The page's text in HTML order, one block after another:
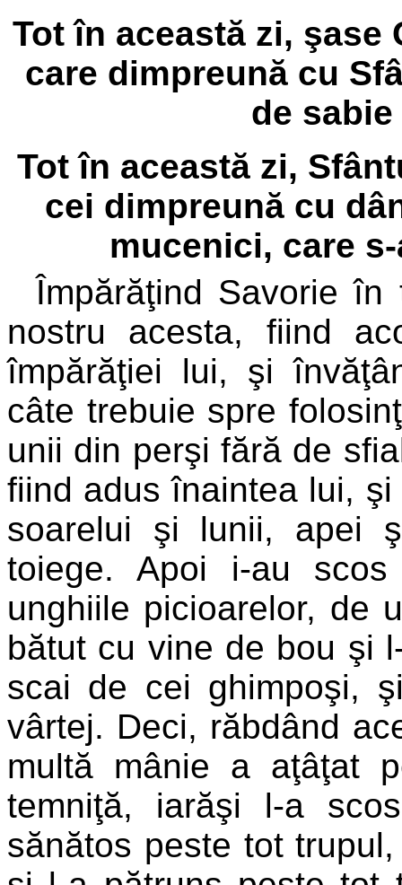
Tot în această zi,
care dimpreună cu
de
Tot în această zi,
cei dimpreună cu
mucenici, care
Împărăţind Savorie
nostru acesta, fiind
împărăţiei lui, şi
câte trebuie spre
unii din perşi fără de
fiind adus înaintea lui,
soarelui şi lunii, apei
toiege. Apoi i-au
unghiile picioarelor, de
bătut cu vine de bou şi
scai de cei ghimpoşi,
vârtej. Deci, răbdând
multă mânie a aţâţat
temniţă, iarăşi l-a
sănătos peste tot